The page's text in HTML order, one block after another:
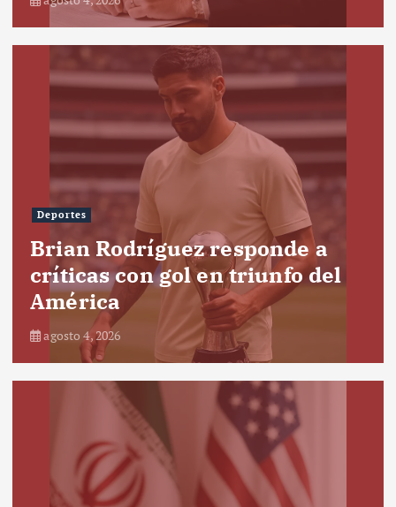
Deportes
Brian Rodríguez responde a
críticas con gol en triunfo del
América
agosto 4, 2026